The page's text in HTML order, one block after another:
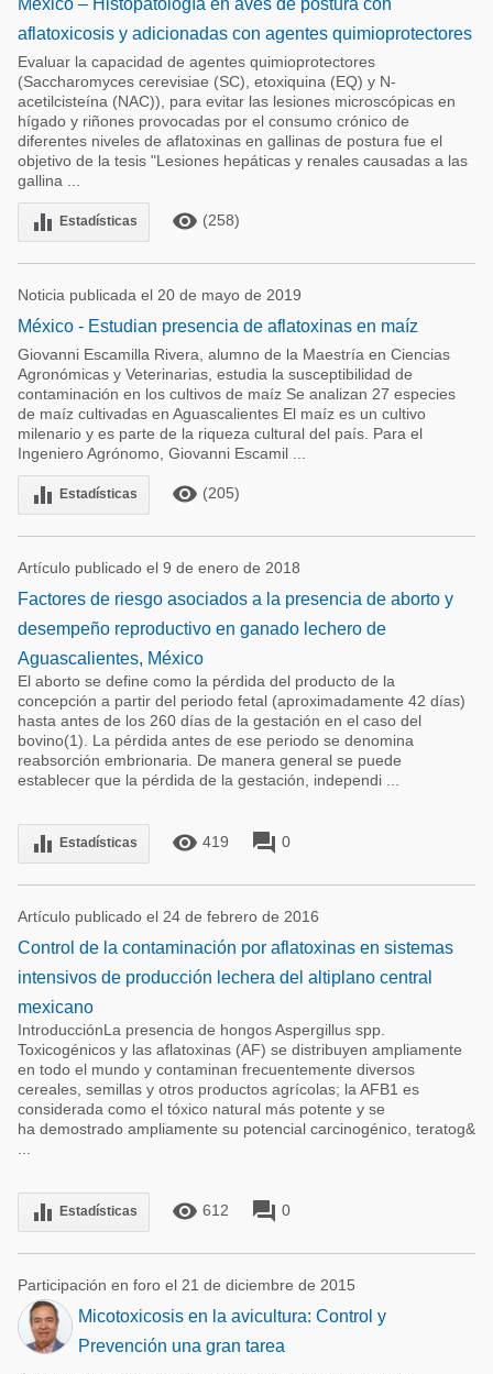
México – Histopatología en aves de postura con
aflatoxicosis y adicionadas con agentes quimioprotectores
Evaluar la capacidad de agentes quimioprotectores
(Saccharomyces cerevisiae (SC), etoxiquina (EQ) y N-
acetilcisteína (NAC)), para evitar las lesiones microscópicas en
hígado y riñones provocadas por el consumo crónico de
diferentes niveles de aflatoxinas en gallinas de postura fue el
objetivo de la tesis "Lesiones hepáticas y renales causadas a las
gallina ...
equalizer Estadísticas remove_red_eye (258)
Noticia publicada el 20 de mayo de 2019
México - Estudian presencia de aflatoxinas en maíz
Giovanni Escamilla Rivera, alumno de la Maestría en Ciencias
Agronómicas y Veterinarias, estudia la susceptibilidad de
contaminación en los cultivos de maíz Se analizan 27 especies
de maíz cultivadas en Aguascalientes El maíz es un cultivo
milenario y es parte de la riqueza cultural del país. Para el
Ingeniero Agrónomo, Giovanni Escamil ...
equalizer Estadísticas remove_red_eye (205)
Artículo publicado el 9 de enero de 2018
Factores de riesgo asociados a la presencia de aborto y
desempeño reproductivo en ganado lechero de
Aguascalientes, México
El aborto se define como la pérdida del producto de la
concepción a partir del periodo fetal (aproximadamente 42 días)
hasta antes de los 260 días de la gestación en el caso del
bovino(1). La pérdida antes de ese periodo se denomina
reabsorción embrionaria. De manera general se puede
establecer que la pérdida de la gestación, independi ...
equalizer Estadísticas remove_red_eye 419 forum 0
Artículo publicado el 24 de febrero de 2016
Control de la contaminación por aflatoxinas en sistemas
intensivos de producción lechera del altiplano central
mexicano
IntroducciónLa presencia de hongos Aspergillus spp.
Toxicogénicos y las aflatoxinas (AF) se distribuyen ampliamente
en todo el mundo y contaminan frecuentemente diversos
cereales, semillas y otros productos agrícolas; la AFB1 es
considerada como el tóxico natural más potente y se
ha demostrado ampliamente su potencial carcinogénico, teratog&
equalizer Estadísticas remove_red_eye 612 forum 0
Participación en foro el 21 de diciembre de 2015
Micotoxicosis en la avicultura: Control y
Prevención una gran tarea